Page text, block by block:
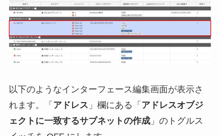
以下のようなインターフェース編集画面が表示さ
れます。「 アドレス 」欄にある「 アドレスオブジ
ェクトに一致するサブネットの作成」のトグルス